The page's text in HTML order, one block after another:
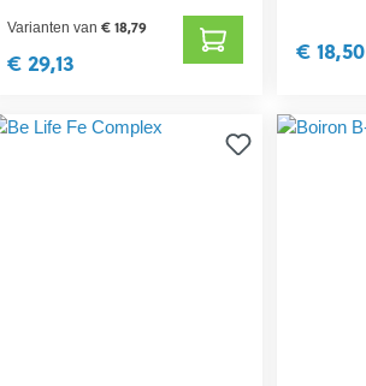
Varianten van€ 18,79
€ 29,13 € 18,50